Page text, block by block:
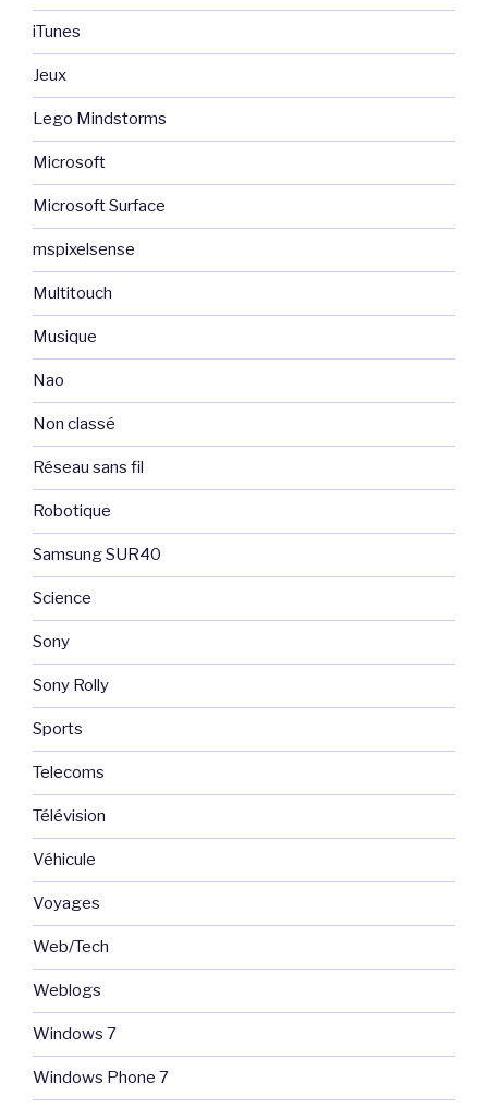
iTunes
Jeux
Lego Mindstorms
Microsoft
Microsoft Surface
mspixelsense
Multitouch
Musique
Nao
Non classé
Réseau sans fil
Robotique
Samsung SUR40
Science
Sony
Sony Rolly
Sports
Telecoms
Télévision
Véhicule
Voyages
Web/Tech
Weblogs
Windows 7
Windows Phone 7